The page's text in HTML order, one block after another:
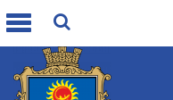
Toggle